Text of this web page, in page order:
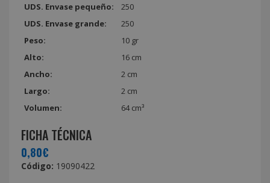
UDS. Envase pequeño:
250
UDS. Envase grande:
250
Peso:
10 gr
Alto:
16 cm
Ancho:
2 cm
Largo:
2 cm
Volumen:
64 cm³
FICHA TÉCNICA
0,80€
Código: 19090422